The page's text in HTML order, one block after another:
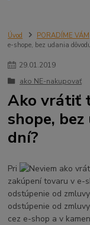
Úvod PORADÍME VÁM
e-shope, bez udania
29.01.2019
ako NE-nakupovať
Ako vrátiť
shope,
dní?
Pri
zakúpení tovaru v e-
odstúpenie od
odstúpenie od
cez e-shop a v